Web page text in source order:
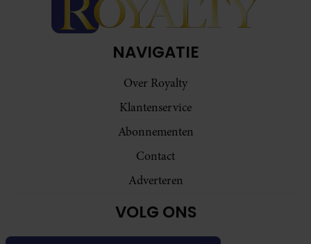
NAVIGATIE
Over Royalty
Klantenservice
Abonnementen
Contact
Adverteren
VOLG ONS